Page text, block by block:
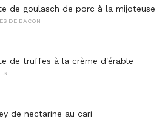
de goulasch de porc à la mijoteuse
DE BACON
de truffes à la crème d'érable
de nectarine au cari